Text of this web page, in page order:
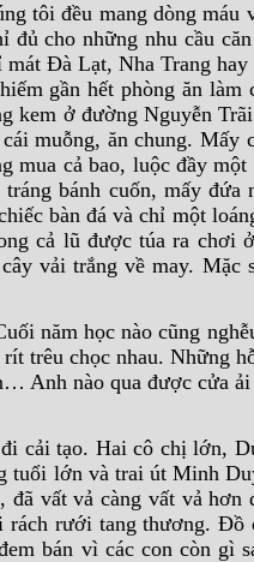
tôi đều mang dòng máu
cho những nhu cầu
mát Đà Lạt, Nha Trang
gần hết phòng ăn
kem ở đường Nguyễn
muỗng, ăn chung. Mấy
mua cả bao, luộc đầy
bánh cuốn, mấy đứa
bàn đá và chỉ một
cả lũ được túa ra chơi
vải trắng về may. Mặc
năm học nào cũng
trêu chọc nhau. Những
Anh nào qua được cửa
cải tạo. Hai cô chị lớn,
tuổi lớn và trai út Minh
vất vả càng vất vả hơn
rưới tang thương. Đồ
bán vì các con còn gì